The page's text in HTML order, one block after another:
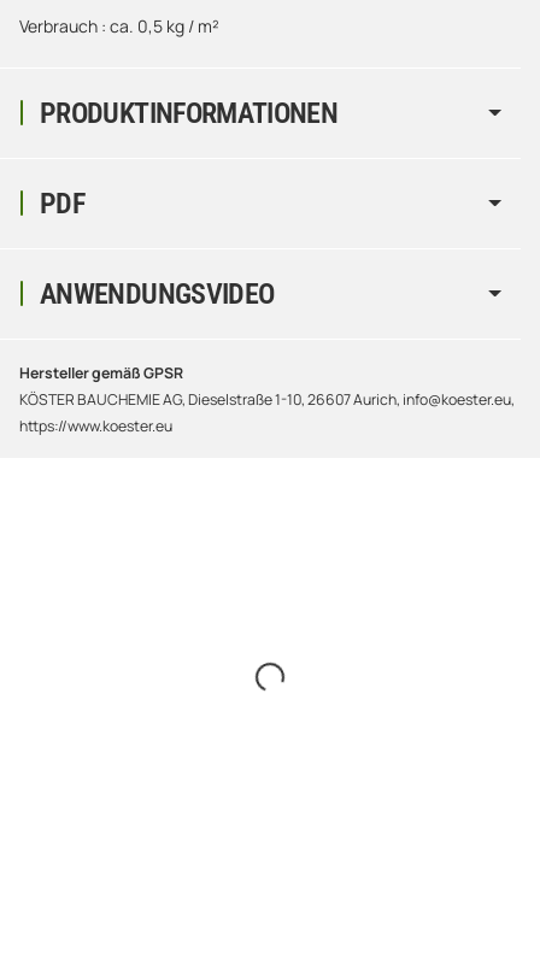
PRODUKTINFORMATIONEN
Verbrauch : ca. 0,5 kg / m²
PDF
ANWENDUNGSVIDEO
Hersteller gemäß GPSR
KÖSTER BAUCHEMIE AG, Dieselstraße 1-10, 26607 Aurich, info@koester.eu,
https://www.koester.eu